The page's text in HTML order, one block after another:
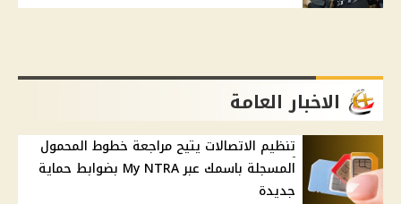
الاخبار العامة
تنظيم الاتصالات يتيح مراجعة خطوط المحمول
المسجلة باسمك عبر My NTRA بضوابط حماية
جديدة